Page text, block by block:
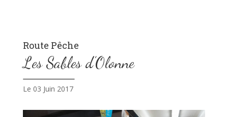
Route Pêche
Les Sables d’Olonne
Le 03 Juin 2017